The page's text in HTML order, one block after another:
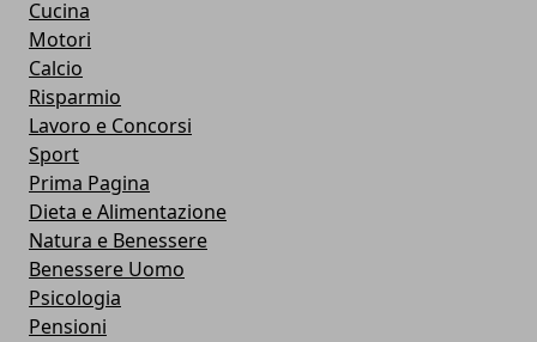
Cucina
Motori
Calcio
Risparmio
Lavoro e Concorsi
Sport
Prima Pagina
Dieta e Alimentazione
Natura e Benessere
Benessere Uomo
Psicologia
Pensioni